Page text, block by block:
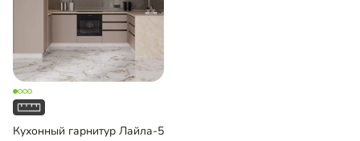
Кухонный гарнитур Лайла-5